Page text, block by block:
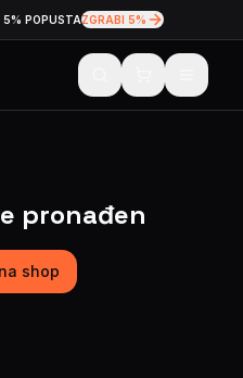
5% POPUSTAZGRABI 5%
pronađen
shop